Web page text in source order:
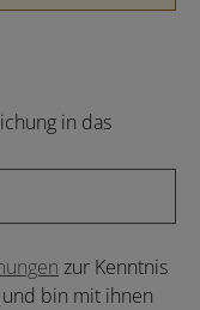
in das
zur Kenntnis
bin mit ihnen